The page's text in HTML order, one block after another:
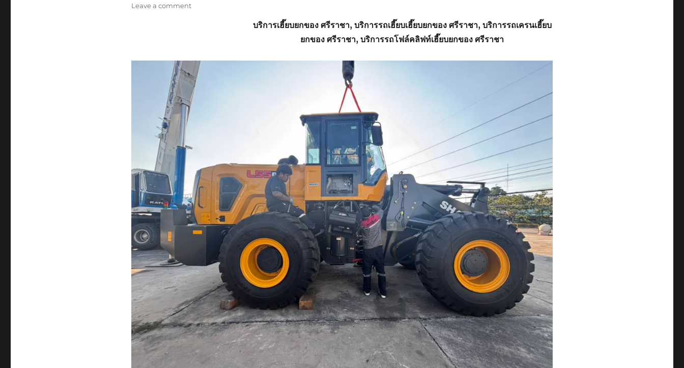
บริการเฮี๊ยบยกของ ศรีราชา, บริการรถเฮี๊ยบเฮี๊ยบยกของ ศรีราชา, บริการรถเครนเฮี๊ยบ
ยกของ ศรีราชา, บริการรถโฟล์คลิฟท์เฮี๊ยบยกของ ศรีราชา
Leave a commenton
10ล้อ
ติด
เครน
รถ